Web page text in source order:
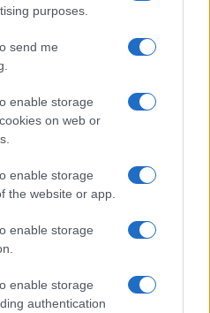
purposes.
send me
enable storage
on web or
enable storage
the website or app.
enable storage
enable storage
authentication